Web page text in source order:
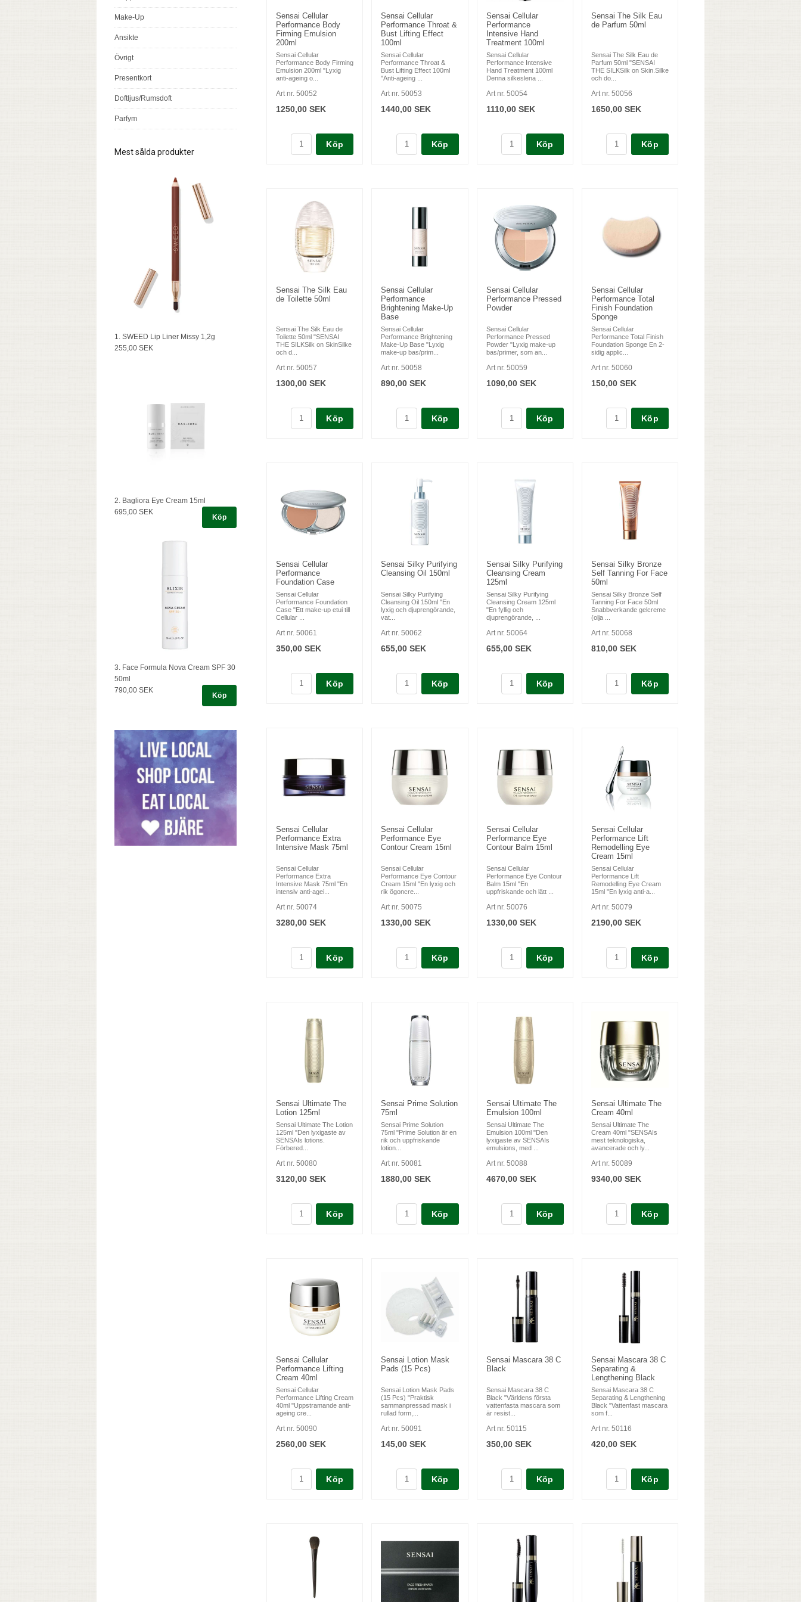
Make-Up
Ansikte
Övrigt
Presentkort
Doftljus/Rumsdoft
Parfym
Mest sålda produkter
1. SWEED Lip Liner Missy 1,2g
255,00 SEK
2. Bagliora Eye Cream 15ml
695,00 SEK
Köp
3. Face Formula Nova Cream SPF 30
50ml
790,00 SEK
Köp
Sensai Cellular
Performance Body
Firming Emulsion
200ml
Sensai Cellular
Performance Body Firming
Emulsion 200ml "Lyxig
anti-ageing o...
Art nr. 50052
1250,00 SEK
Köp
Sensai Cellular
Performance Throat &
Bust Lifting Effect
100ml
Sensai Cellular
Performance Throat &
Bust Lifting Effect 100ml
"Anti-ageing ...
Art nr. 50053
1440,00 SEK
Köp
Sensai Cellular
Performance
Intensive Hand
Treatment 100ml
Sensai Cellular
Performance Intensive
Hand Treatment 100ml
Denna silkeslena ...
Art nr. 50054
1110,00 SEK
Köp
Sensai The Silk Eau
de Parfum 50ml
Sensai The Silk Eau de
Parfum 50ml "SENSAI
THE SILKSilk on Skin.Silke
och do...
Art nr. 50056
1650,00 SEK
Köp
Sensai The Silk Eau
de Toilette 50ml
Sensai The Silk Eau de
Toilette 50ml "SENSAI
THE SILKSilk on SkinSilke
och d...
Art nr. 50057
1300,00 SEK
Köp
Sensai Cellular
Performance
Brightening Make-Up
Base
Sensai Cellular
Performance Brightening
Make-Up Base "Lyxig
make-up bas/prim...
Art nr. 50058
890,00 SEK
Köp
Sensai Cellular
Performance Pressed
Powder
Sensai Cellular
Performance Pressed
Powder "Lyxig make-up
bas/primer, som an...
Art nr. 50059
1090,00 SEK
Köp
Sensai Cellular
Performance Total
Finish Foundation
Sponge
Sensai Cellular
Performance Total Finish
Foundation Sponge En 2-
sidig applic...
Art nr. 50060
150,00 SEK
Köp
Sensai Cellular
Performance
Foundation Case
Sensai Cellular
Performance Foundation
Case "Ett make-up etui till
Cellular ...
Art nr. 50061
350,00 SEK
Köp
Sensai Silky Purifying
Cleansing Oil 150ml
Sensai Silky Purifying
Cleansing Oil 150ml "En
lyxig och djuprengörande,
vat...
Art nr. 50062
655,00 SEK
Köp
Sensai Silky Purifying
Cleansing Cream
125ml
Sensai Silky Purifying
Cleansing Cream 125ml
"En fyllig och
djuprengörande, ...
Art nr. 50064
655,00 SEK
Köp
Sensai Silky Bronze
Self Tanning For Face
50ml
Sensai Silky Bronze Self
Tanning For Face 50ml
Snabbverkande gelcreme
(olja ...
Art nr. 50068
810,00 SEK
Köp
Sensai Cellular
Performance Extra
Intensive Mask 75ml
Sensai Cellular
Performance Extra
Intensive Mask 75ml "En
intensiv anti-agei...
Art nr. 50074
3280,00 SEK
Köp
Sensai Cellular
Performance Eye
Contour Cream 15ml
Sensai Cellular
Performance Eye Contour
Cream 15ml "En lyxig och
rik ögoncre...
Art nr. 50075
1330,00 SEK
Köp
Sensai Cellular
Performance Eye
Contour Balm 15ml
Sensai Cellular
Performance Eye Contour
Balm 15ml "En
uppfriskande och lätt ...
Art nr. 50076
1330,00 SEK
Köp
Sensai Cellular
Performance Lift
Remodelling Eye
Cream 15ml
Sensai Cellular
Performance Lift
Remodelling Eye Cream
15ml "En lyxig anti-a...
Art nr. 50079
2190,00 SEK
Köp
Sensai Ultimate The
Lotion 125ml
Sensai Ultimate The Lotion
125ml "Den lyxigaste av
SENSAIs lotions.
Förbered...
Art nr. 50080
3120,00 SEK
Köp
Sensai Prime Solution
75ml
Sensai Prime Solution
75ml "Prime Solution är en
rik och uppfriskande
lotion...
Art nr. 50081
1880,00 SEK
Köp
Sensai Ultimate The
Emulsion 100ml
Sensai Ultimate The
Emulsion 100ml "Den
lyxigaste av SENSAIs
emulsions, med ...
Art nr. 50088
4670,00 SEK
Köp
Sensai Ultimate The
Cream 40ml
Sensai Ultimate The
Cream 40ml "SENSAIs
mest teknologiska,
avancerade och ly...
Art nr. 50089
9340,00 SEK
Köp
Sensai Cellular
Performance Lifting
Cream 40ml
Sensai Cellular
Performance Lifting Cream
40ml "Uppstramande anti-
ageing cre...
Art nr. 50090
2560,00 SEK
Köp
Sensai Lotion Mask
Pads (15 Pcs)
Sensai Lotion Mask Pads
(15 Pcs) "Praktisk
sammanpressad mask i
rullad form,...
Art nr. 50091
145,00 SEK
Köp
Sensai Mascara 38 C
Black
Sensai Mascara 38 C
Black "Världens första
vattenfasta mascara som
är resist...
Art nr. 50115
350,00 SEK
Köp
Sensai Mascara 38 C
Separating &
Lengthening Black
Sensai Mascara 38 C
Separating & Lengthening
Black "Vattenfast mascara
som f...
Art nr. 50116
420,00 SEK
Köp